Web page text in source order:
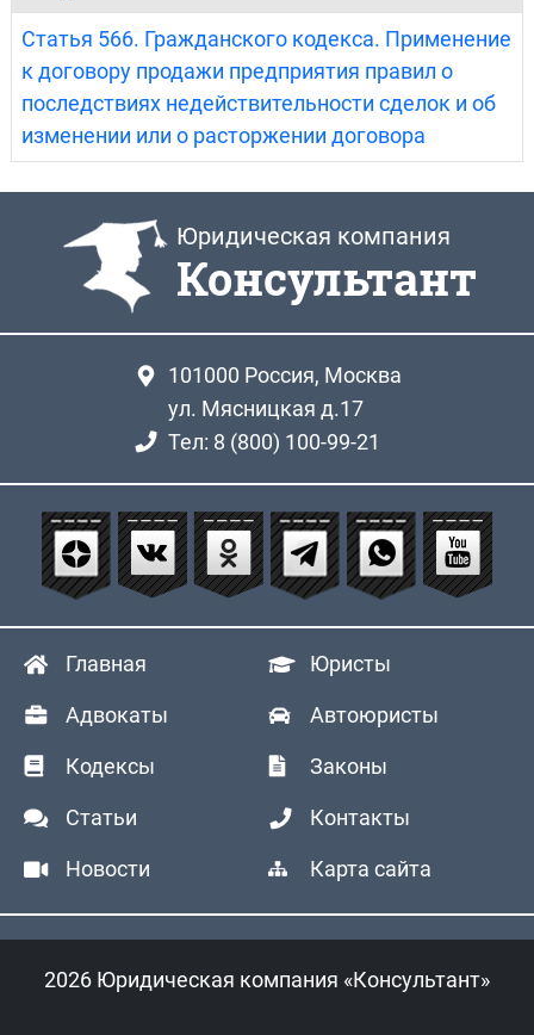
Статья 566. Гражданского кодекса. Применение
к договору продажи предприятия правил о
последствиях недействительности сделок и об
изменении или о расторжении договора
Юридическая компания
Консультант
101000 Россия, Москва
ул. Мясницкая д.17
Тел: 8 (800) 100-99-21
Главная Юристы
Адвокаты Автоюристы
Кодексы Законы
Статьи Контакты
Новости Карта сайта
2026 Юридическая компания «Консультант»